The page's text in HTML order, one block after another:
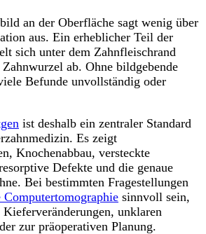
an der Oberfläche sagt wenig über
aus. Ein erheblicher Teil der
sich unter dem Zahnfleischrand
ab. Ohne bildgebende
Befunde unvollständig oder
ist deshalb ein zentraler Standard
Es zeigt
Knochenabbau, versteckte
Defekte und die genaue
Bei bestimmten Fragestellungen
Computertomographie sinnvoll sein,
unklaren
zur präoperativen Planung.